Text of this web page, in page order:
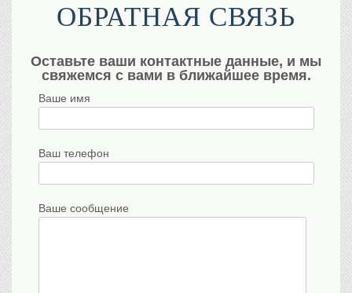
ОБРАТНАЯ СВЯЗЬ
Оставьте ваши контактные данные, и мы
свяжемся с вами в ближайшее время.
Ваше имя
Ваш телефон
Ваше сообщение